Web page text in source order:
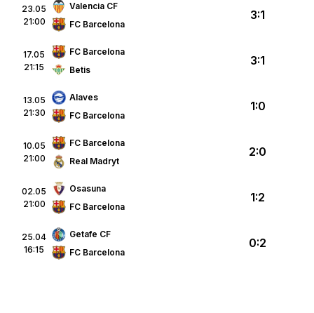
23.05
21:00
Valencia CF
FC Barcelona
3:1
17.05
21:15
FC Barcelona
Betis
3:1
13.05
21:30
Alaves
FC Barcelona
1:0
10.05
21:00
FC Barcelona
Real Madryt
2:0
02.05
21:00
Osasuna
FC Barcelona
1:2
25.04
16:15
Getafe CF
FC Barcelona
0:2